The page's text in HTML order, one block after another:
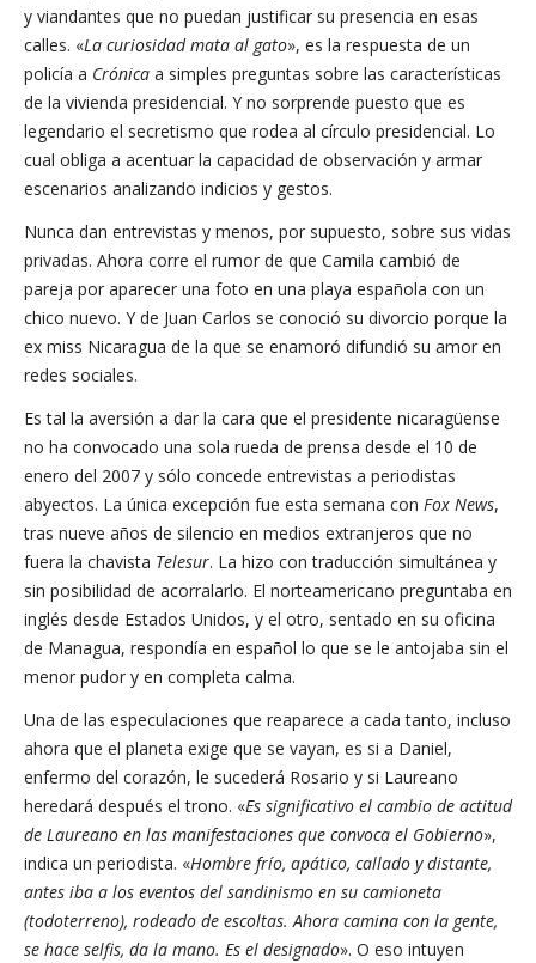
y viandantes que no puedan justificar su presencia en esas
calles. «La curiosidad mata al gato», es la respuesta de un
policía a Crónica a simples preguntas sobre las características
de la vivienda presidencial. Y no sorprende puesto que es
legendario el secretismo que rodea al círculo presidencial. Lo
cual obliga a acentuar la capacidad de observación y armar
escenarios analizando indicios y gestos.
Nunca dan entrevistas y menos, por supuesto, sobre sus vidas
privadas. Ahora corre el rumor de que Camila cambió de
pareja por aparecer una foto en una playa española con un
chico nuevo. Y de Juan Carlos se conoció su divorcio porque la
ex miss Nicaragua de la que se enamoró difundió su amor en
redes sociales.
Es tal la aversión a dar la cara que el presidente nicaragüense
no ha convocado una sola rueda de prensa desde el 10 de
enero del 2007 y sólo concede entrevistas a periodistas
abyectos. La única excepción fue esta semana con Fox News,
tras nueve años de silencio en medios extranjeros que no
fuera la chavista Telesur. La hizo con traducción simultánea y
sin posibilidad de acorralarlo. El norteamericano preguntaba en
inglés desde Estados Unidos, y el otro, sentado en su oficina
de Managua, respondía en español lo que se le antojaba sin el
menor pudor y en completa calma.
Una de las especulaciones que reaparece a cada tanto, incluso
ahora que el planeta exige que se vayan, es si a Daniel,
enfermo del corazón, le sucederá Rosario y si Laureano
heredará después el trono. «Es significativo el cambio de actitud
de Laureano en las manifestaciones que convoca el Gobierno»,
indica un periodista. «Hombre frío, apático, callado y distante,
antes iba a los eventos del sandinismo en su camioneta
(todoterreno), rodeado de escoltas. Ahora camina con la gente,
se hace selfis, da la mano. Es el designado». O eso intuyen